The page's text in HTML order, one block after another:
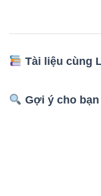
Tài liệu cùng
Gợi ý cho bạn